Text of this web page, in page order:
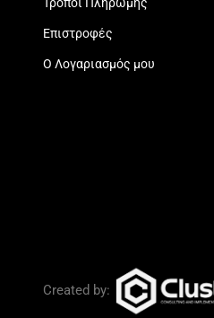
Επιστροφές
Ο Λογαριασμός μου
Created by: